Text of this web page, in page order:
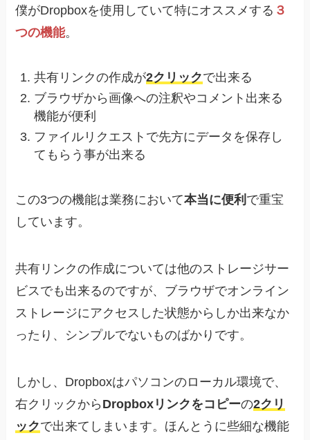
僕がDropboxを使用していて特にオススメする ３
つの機能。
共有リンクの作成が2クリックで出来る
ブラウザから画像への注釈やコメント出来る
機能が便利
ファイルリクエストで先方にデータを保存し
てもらう事が出来る
この3つの機能は業務において本当に便利 で重宝
しています。
共有リンクの作成については他のストレージサー
ビスでも出来るのですが、ブラウザでオンライン
ストレージにアクセスした状態からしか出来なか
ったり、シンプルでないものばかりです。
しかし、Dropboxはパソコンのローカル環境で、
右クリックから Dropboxリンクをコピーの2クリ
ックで出来てしまいます。ほんとうに些細な機能